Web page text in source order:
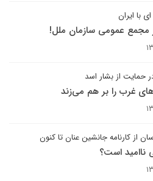
با ایران
مجمع عمومی سازمان ملل!
حمایت از بشار اسد
غرب را بر هم می‌زند
از کارنامه جانشین عنان تا کنون
ناامید است؟